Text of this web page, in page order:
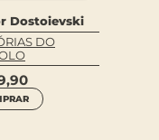
Dostoievski
DO